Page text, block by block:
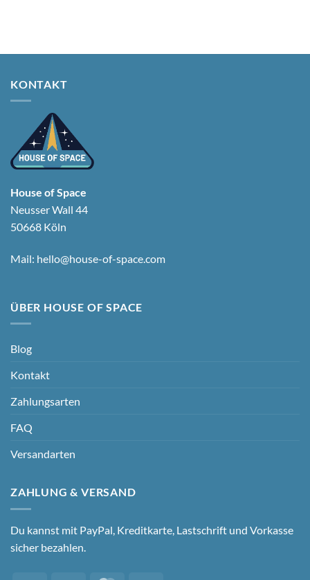
KONTAKT
House of Space
Neusser Wall 44
50668 Köln
Mail: hello@house-of-space.com
ÜBER HOUSE OF SPACE
Blog
Kontakt
Zahlungsarten
FAQ
Versandarten
ZAHLUNG & VERSAND
Du kannst mit PayPal, Kreditkarte, Lastschrift und Vorkasse
sicher bezahlen.